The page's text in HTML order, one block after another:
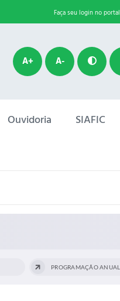
Faça seu login no portal
A+ A-
Ouvidoria SIAFIC